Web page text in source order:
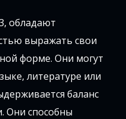
обладают
выражать свои
форме. Они могут
литературе или
баланс
Они способны